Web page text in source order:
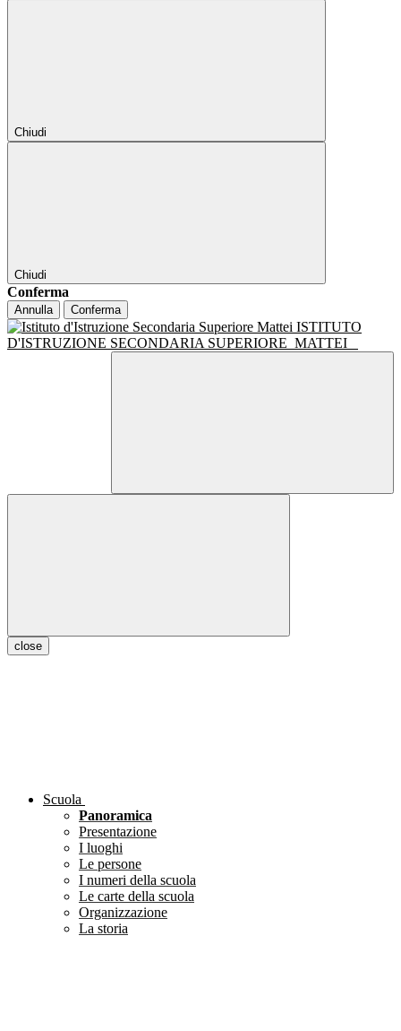
Chiudi
Chiudi
Conferma
Annulla Conferma
ISTITUTO
D'ISTRUZIONE SECONDARIA SUPERIORE MATTEI
close
Scuola
Panoramica
Presentazione
I luoghi
Le persone
I numeri della scuola
Le carte della scuola
Organizzazione
La storia